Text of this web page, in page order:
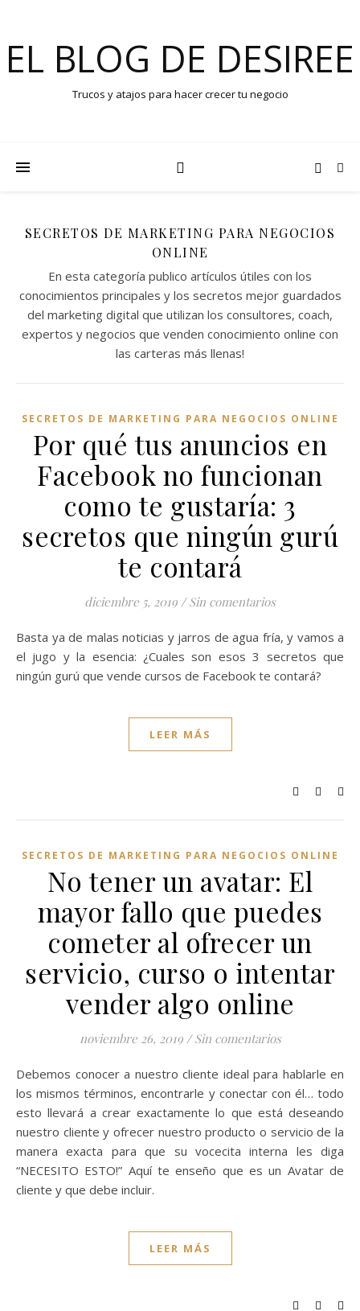
EL BLOG DE DESIREE
Trucos y atajos para hacer crecer tu negocio
SECRETOS DE MARKETING PARA NEGOCIOS
ONLINE
En esta categoría publico artículos útiles con los
conocimientos principales y los secretos mejor guardados
del marketing digital que utilizan los consultores, coach,
expertos y negocios que venden conocimiento online con
las carteras más llenas!
SECRETOS DE MARKETING PARA NEGOCIOS ONLINE
Por qué tus anuncios en
Facebook no funcionan
como te gustaría: 3
secretos que ningún gurú
te contará
diciembre 5, 2019 / Sin comentarios
Basta ya de malas noticias y jarros de agua fría, y vamos a
el jugo y la esencia: ¿Cuales son esos 3 secretos que
ningún gurú que vende cursos de Facebook te contará?
LEER MÁS
SECRETOS DE MARKETING PARA NEGOCIOS ONLINE
No tener un avatar: El
mayor fallo que puedes
cometer al ofrecer un
servicio, curso o intentar
vender algo online
noviembre 26, 2019 / Sin comentarios
Debemos conocer a nuestro cliente ideal para hablarle en
los mismos términos, encontrarle y conectar con él… todo
esto llevará a crear exactamente lo que está deseando
nuestro cliente y ofrecer nuestro producto o servicio de la
manera exacta para que su vocecita interna les diga
“NECESITO ESTO!” Aquí te enseño que es un Avatar de
cliente y que debe incluir.
LEER MÁS